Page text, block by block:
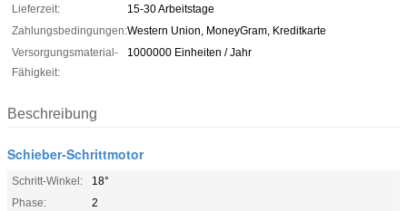
Lieferzeit:
15-30 Arbeitstage
Zahlungsbedingungen:Western Union, MoneyGram, Kreditkarte
Versorgungsmaterial-
Fähigkeit:
1000000 Einheiten / Jahr
Beschreibung
Schieber-Schrittmotor
Schritt-Winkel:
18°
Phase:
2